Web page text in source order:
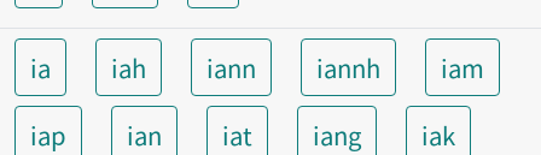
ia iah iann iannh
iam
iap
ian iat iang iak